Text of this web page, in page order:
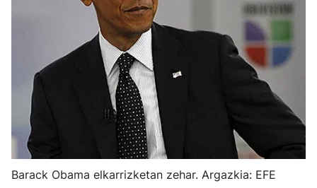
Barack Obama elkarrizketan zehar. Argazkia: EFE